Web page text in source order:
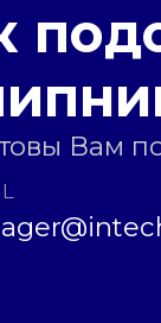
Вам